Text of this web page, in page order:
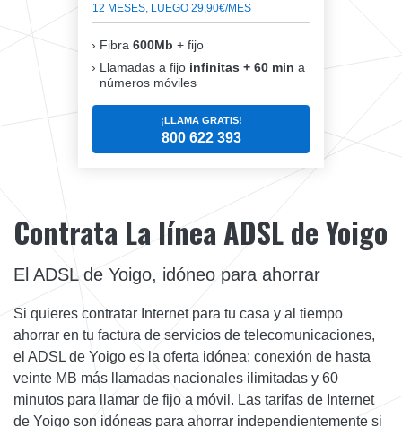
12 MESES, LUEGO 29,90€/MES
Fibra 600Mb + fijo
Llamadas a fijo infinitas + 60 min a
números móviles
¡LLAMA GRATIS!
800 622 393
Contrata La línea ADSL de Yoigo
El ADSL de Yoigo, idóneo para ahorrar
Si quieres contratar Internet para tu casa y al tiempo
ahorrar en tu factura de servicios de telecomunicaciones,
el ADSL de Yoigo es la oferta idónea: conexión de hasta
veinte MB más llamadas nacionales ilimitadas y 60
minutos para llamar de fijo a móvil. Las tarifas de Internet
de Yoigo son idóneas para ahorrar independientemente si